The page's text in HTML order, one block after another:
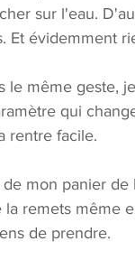
sur l'eau.
Et évidemment
le même geste,
qui
rentre facile.
mon panier
la remets même
de prendre.